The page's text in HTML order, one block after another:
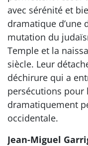
avec sérénité et
dramatique d’une
mutation du
Temple et la
siècle. Leur
déchirure qui a
persécutions
dramatiquement
occidentale.
Jean-Miguel